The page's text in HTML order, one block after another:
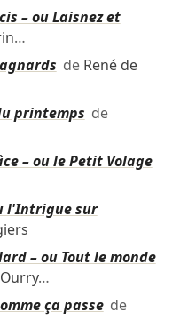
– ou Laisnez et
…
de René de
printemps de
– ou le Petit Volage
l'Intrigue sur
– ou Tout le monde
…
ça passede